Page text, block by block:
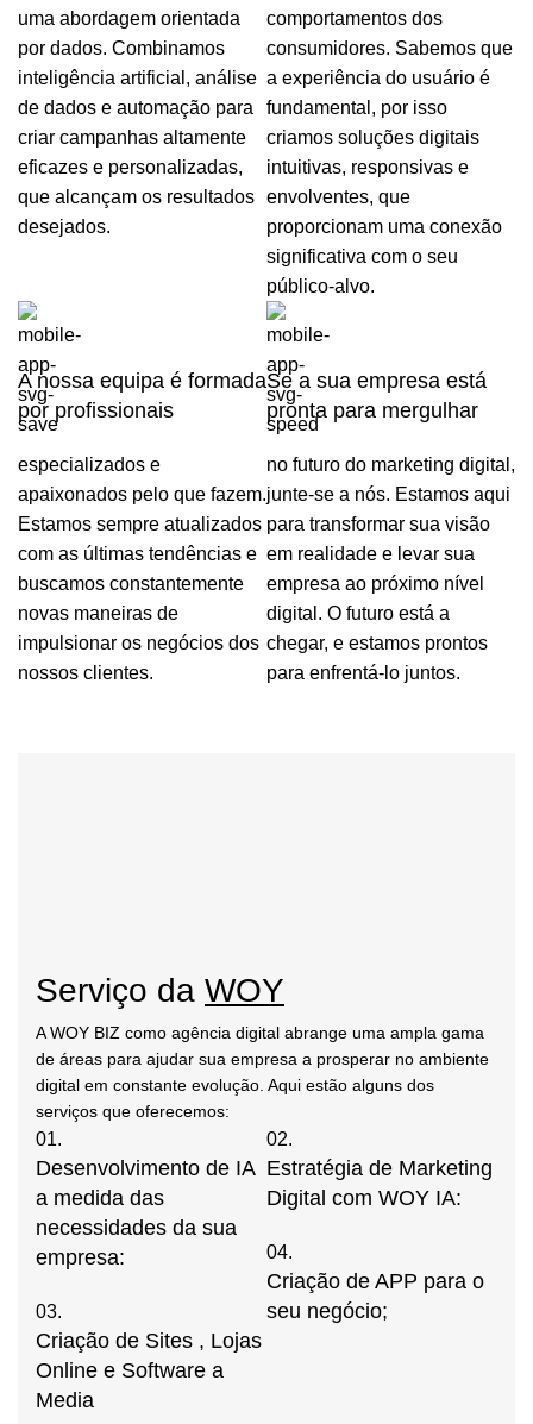
uma abordagem orientada
por dados. Combinamos
inteligência artificial, análise
de dados e automação para
criar campanhas altamente
eficazes e personalizadas,
que alcançam os resultados
desejados.
comportamentos dos
consumidores. Sabemos que
a experiência do usuário é
fundamental, por isso
criamos soluções digitais
intuitivas, responsivas e
envolventes, que
proporcionam uma conexão
significativa com o seu
público-alvo.
A nossa equipa é formada
por profissionais
especializados e
apaixonados pelo que fazem.
Estamos sempre atualizados
com as últimas tendências e
buscamos constantemente
novas maneiras de
impulsionar os negócios dos
nossos clientes.
Se a sua empresa está
pronta para mergulhar
no futuro do marketing digital,
junte-se a nós. Estamos aqui
para transformar sua visão
em realidade e levar sua
empresa ao próximo nível
digital. O futuro está a
chegar, e estamos prontos
para enfrentá-lo juntos.
Serviço da WOY
A WOY BIZ como agência digital abrange uma ampla gama
de áreas para ajudar sua empresa a prosperar no ambiente
digital em constante evolução. Aqui estão alguns dos
serviços que oferecemos:
01.
Desenvolvimento de IA
a medida das
necessidades da sua
empresa:
03.
Criação de Sites , Lojas
Online e Software a
Media
02.
Estratégia de Marketing
Digital com WOY IA:
04.
Criação de APP para o
seu negócio;